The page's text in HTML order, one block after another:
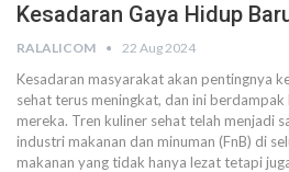
Kesadaran Gaya Hidup
RALALICOM 22 Aug 2024
Kesadaran masyarakat akan pentingnya
sehat terus meningkat, dan ini
mereka. Tren kuliner sehat telah menjadi
industri makanan dan minuman (FnB) di
makanan yang tidak hanya lezat tetapi